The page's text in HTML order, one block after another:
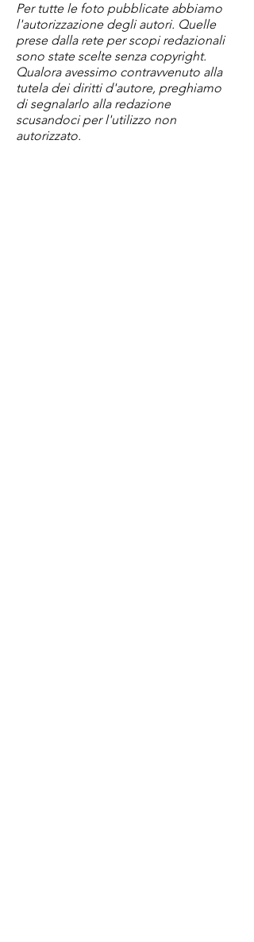
Per tutte le foto pubblicate abbiamo
l'autorizzazione degli autori. Quelle
prese dalla rete per scopi redazionali
sono state scelte senza copyright.
Qualora avessimo contravvenuto alla
tutela dei diritti d'autore, preghiamo
di segnalarlo alla redazione
scusandoci per l'utilizzo non
autorizzato.